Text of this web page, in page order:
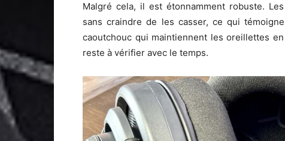
Malgré cela, il est étonnamment robuste.
sans craindre de les casser, ce qui
caoutchouc qui maintiennent les oreillettes
reste à vérifier avec le temps.